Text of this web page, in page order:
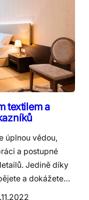
textilem a
úplnou vědou,
a postupné
Jedině díky
a dokážete…